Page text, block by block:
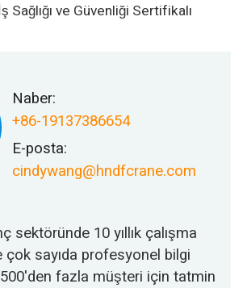
Sağlığı ve Güvenliği Sertifikalı
Naber:
+86-19137386654
E-posta:
cindywang@hndfcrane.com
sektöründe 10 yıllık çalışma
çok sayıda profesyonel bilgi
fazla müşteri için tatmin